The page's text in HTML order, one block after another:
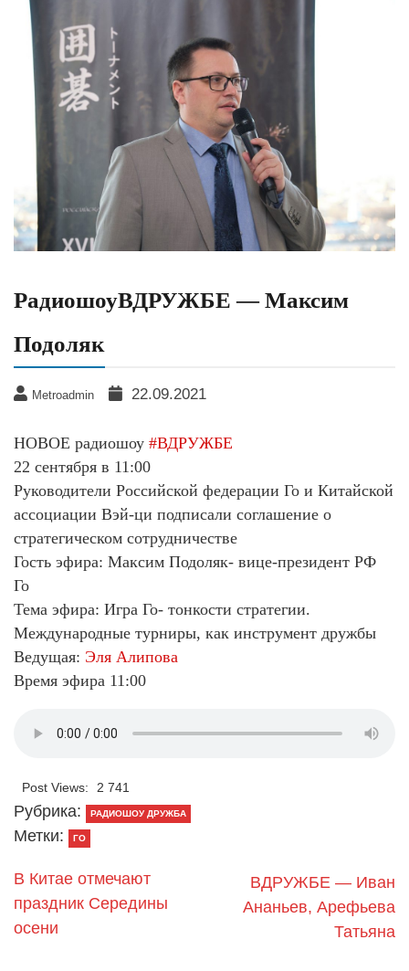
РадиошоуВДРУЖБЕ — Максим
Подоляк
Metroadmin 22.09.2021
НОВОЕ радиошоу #ВДРУЖБЕ
22 сентября в 11:00
Руководители Российской федерации Го и Китайской
ассоциации Вэй-ци подписали соглашение о
стратегическом сотрудничестве
Гость эфира: Максим Подоляк- вице-президент РФ
Го
Тема эфира: Игра Го- тонкости стратегии.
Международные турниры, как инструмент дружбы
Ведущая: Эля Алипова
Время эфира 11:00
Post Views: 2 741
Рубрика: РАДИОШОУ ДРУЖБА
Метки: ГО
В Китае отмечают
праздник Середины
осени
ВДРУЖБЕ — Иван
Ананьев, Арефьева
Татьяна